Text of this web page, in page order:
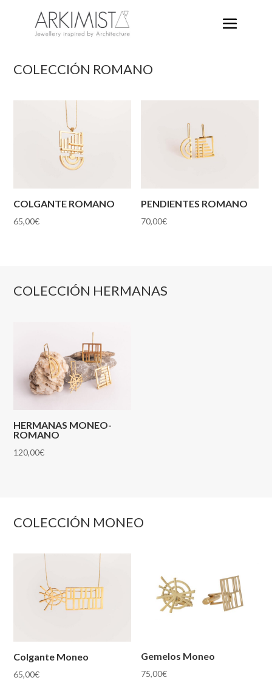
COLECCIÓN ROMANO
COLGANTE ROMANO
65,00€
PENDIENTES ROMANO
70,00€
COLECCIÓN HERMANAS
HERMANAS MONEO-
ROMANO
120,00€
COLECCIÓN MONEO
Colgante Moneo
65,00€
Gemelos Moneo
75,00€